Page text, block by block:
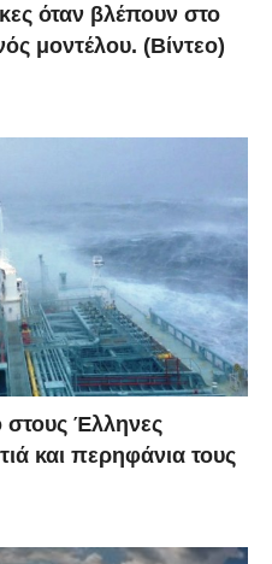
όταν βλέπουν στο
μοντέλου. (Βίντεο)
στους Έλληνες
και περηφάνια τους